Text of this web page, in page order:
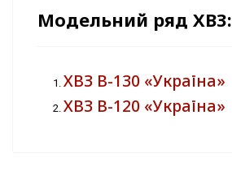
Модельний ряд ХВЗ:
ХВЗ В-130 «Україна»
ХВЗ В-120 «Україна»